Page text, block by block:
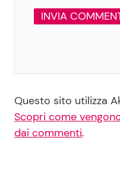
Questo sito utilizza
Scopri come
dai commenti.